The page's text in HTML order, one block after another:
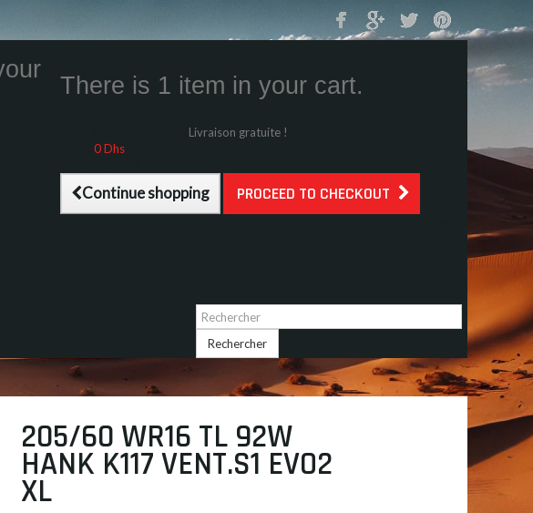
There is 1 item in your cart.
Livraison gratuite !
0 Dhs
Continue shopping PROCEED TO CHECKOUT
Rechercher
205/60 WR16 TL 92W
HANK K117 VENT.S1 EVO2
XL